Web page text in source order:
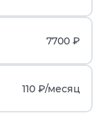
7700 ₽
110 ₽/месяц